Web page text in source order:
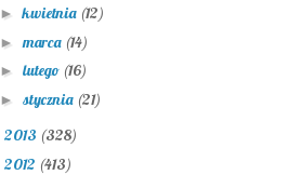
►kwietnia (12)
► marca (14)
► lutego (16)
► stycznia (21)
2013 (328)
2012 (413)